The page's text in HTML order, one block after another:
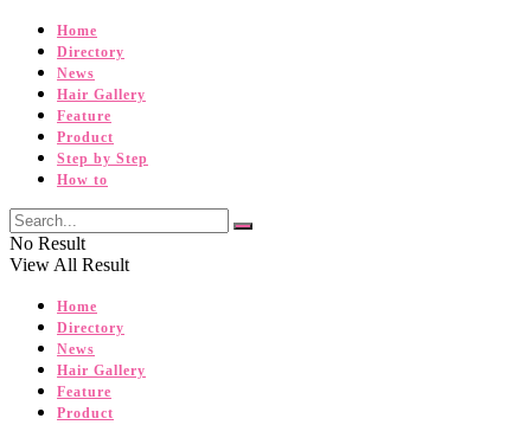
Home
Directory
News
Hair Gallery
Feature
Product
Step by Step
How to
No Result
View All Result
Home
Directory
News
Hair Gallery
Feature
Product